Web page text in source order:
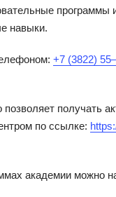
программы
навыки.
+7 (3822)
получать
по ссылке:
академии можно